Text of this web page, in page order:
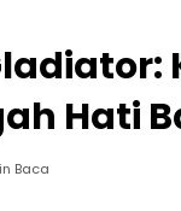
Hati
Baca